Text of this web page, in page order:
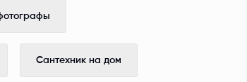
Сантехник на дом